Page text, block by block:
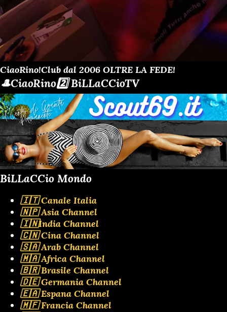
CiaoRino!Club dal 2006 OLTRE LA FEDE!
🎩CiaoRino2️⃣ BiLLaCCioTV
BiLLaCCio Mondo
🇮🇹 Canale Italia
🇳🇵 Asia Channel
🇮🇳India Channel
🇨🇳 Cina Channel
🇸🇦 Arab Channel
🇲🇦 Africa Channel
🇧🇷 Brasile Channel
🇩🇪 Germania Channel
🇪🇦 Espana Channel
🇲🇫 Francia Channel